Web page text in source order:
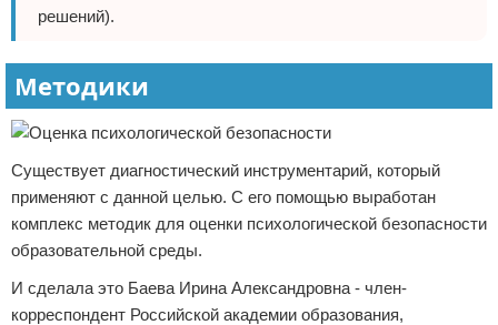
решений).
Методики
Существует диагностический инструментарий, который
применяют с данной целью. С его помощью выработан
комплекс методик для оценки психологической безопасности
образовательной среды.
И сделала это Баева Ирина Александровна - член-
корреспондент Российской академии образования,